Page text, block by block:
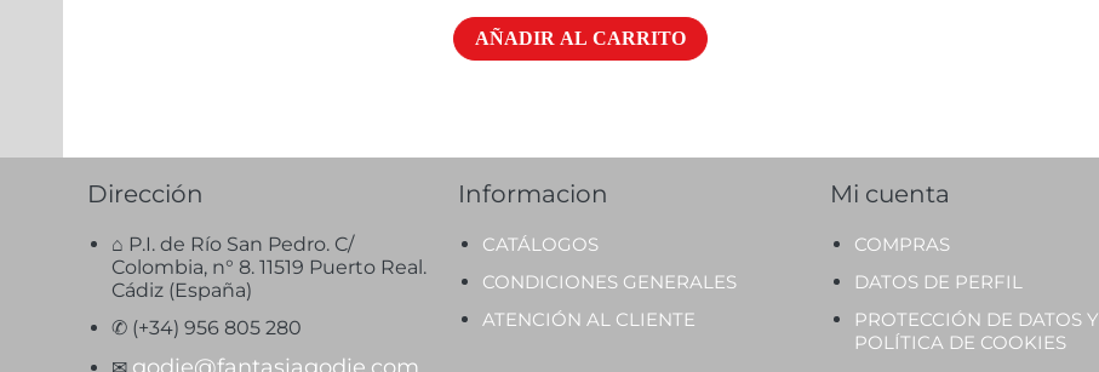
AÑADIR AL CARRITO
Dirección
⌂ P.I. de Río San Pedro. C/
Colombia, n° 8. 11519 Puerto Real.
Cádiz (España)
✆ (+34) 956 805 280
✉ godie@fantasiagodie.com
Informacion
CATÁLOGOS
CONDICIONES GENERALES
ATENCIÓN AL CLIENTE
Mi cuenta
COMPRAS
DATOS DE PERFIL
PROTECCIÓN DE DATOS Y
POLÍTICA DE COOKIES